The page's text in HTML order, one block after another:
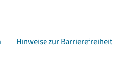
Hinweise zur Barrierefreiheit